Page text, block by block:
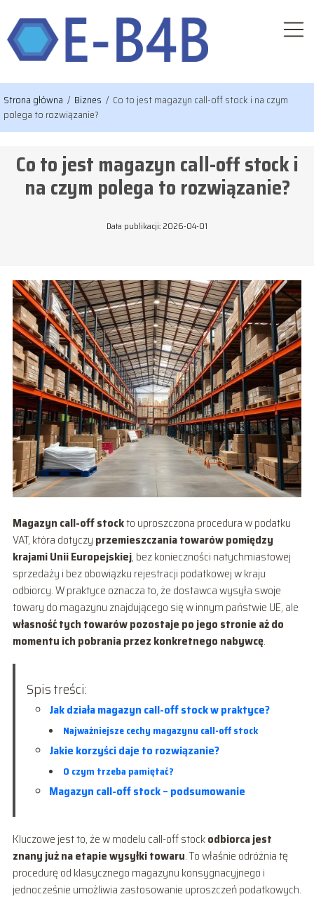
Strona główna / Biznes / Co to jest magazyn call-off stock i na czym
polega to rozwiązanie?
Co to jest magazyn call-off stock i
na czym polega to rozwiązanie?
Data publikacji: 2026-04-01
Magazyn call-off stockto uproszczona procedura w podatku
VAT, która dotyczy przemieszczania towarów pomiędzy
krajami Unii Europejskiej, bez konieczności natychmiastowej
sprzedaży i bez obowiązku rejestracji podatkowej w kraju
odbiorcy. W praktyce oznacza to, że dostawca wysyła swoje
towary do magazynu znajdującego się w innym państwie UE, ale
własność tych towarów pozostaje po jego stronie aż do
momentu ich pobrania przez konkretnego nabywcę.
Spis treści:
Jak działa magazyn call-off stock w praktyce?
Najważniejsze cechy magazynu call-off stock
Jakie korzyści daje to rozwiązanie?
O czym trzeba pamiętać?
Magazyn call-off stock – podsumowanie
Kluczowe jest to, że w modelu call-off stockodbiorca jest
znany już na etapie wysyłki towaru. To właśnie odróżnia tę
procedurę od klasycznego magazynu konsygnacyjnego i
jednocześnie umożliwia zastosowanie uproszczeń podatkowych.